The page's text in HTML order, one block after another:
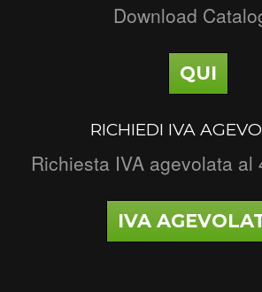
Download
QUI
RICHIEDI IVA
Richiesta IVA agevolata al
IVA